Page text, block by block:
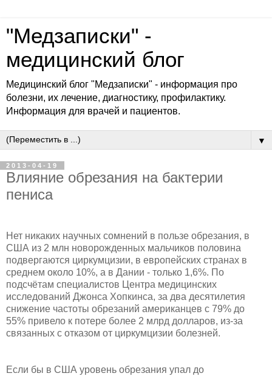
"Медзаписки" -
медицинский блог
Медицинский блог "Медзаписки" - информация про
болезни, их лечение, диагностику, профилактику.
Информация для врачей и пациентов.
▼
2013-04-19
Влияние обрезания на бактерии
пениса
Нет никаких научных сомнений в пользе обрезания, в
США из 2 млн новорожденных мальчиков половина
подвергаются циркумцизии, в европейских странах в
среднем около 10%, а в Дании - только 1,6%. По
подсчётам специалистов Центра медицинских
исследований Джонса Хопкинса, за два десятилетия
снижение частоты обрезаний американцев с 79% до
55% привело к потере более 2 млрд долларов, из-за
связанных с отказом от циркумцизии болезней.
Если бы в США уровень обрезания упал до